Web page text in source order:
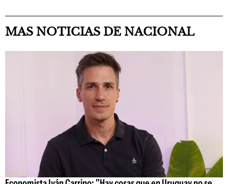
MAS NOTICIAS DE NACIONAL